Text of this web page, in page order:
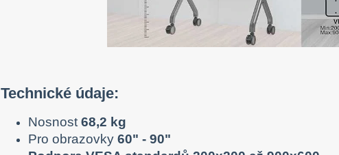
Technické údaje:
Nosnost 68,2 kg
Pro obrazovky 60" - 90"